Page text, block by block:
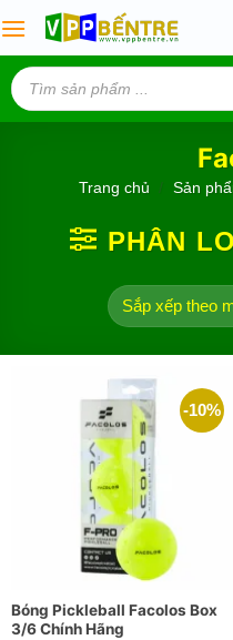
to
content
Tìm
kiếm
sản
phẩm
Trang chủ Sản
PHÂN
-10%
Bóng Pickleball Facolos Box
3/6 Chính Hãng